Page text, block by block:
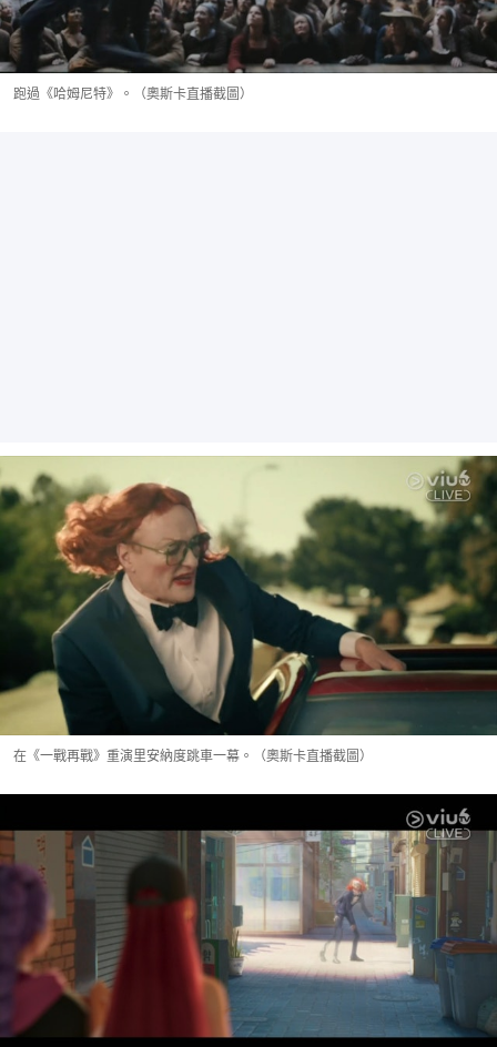
跑過《哈姆尼特》。（奧斯卡直播截圖）
在《一戰再戰》重演里安納度跳車一幕。（奧斯卡直播截圖）